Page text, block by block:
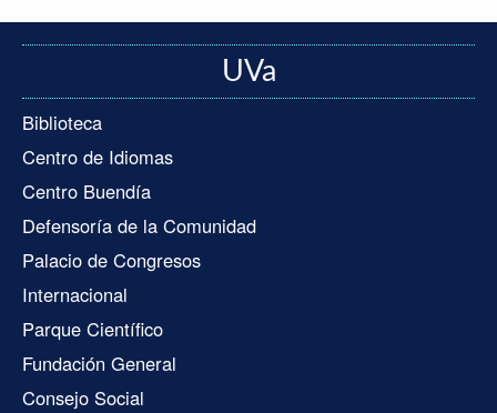
UVa
Biblioteca
Centro de Idiomas
Centro Buendía
Defensoría de la Comunidad
Palacio de Congresos
Internacional
Parque Científico
Fundación General
Consejo Social